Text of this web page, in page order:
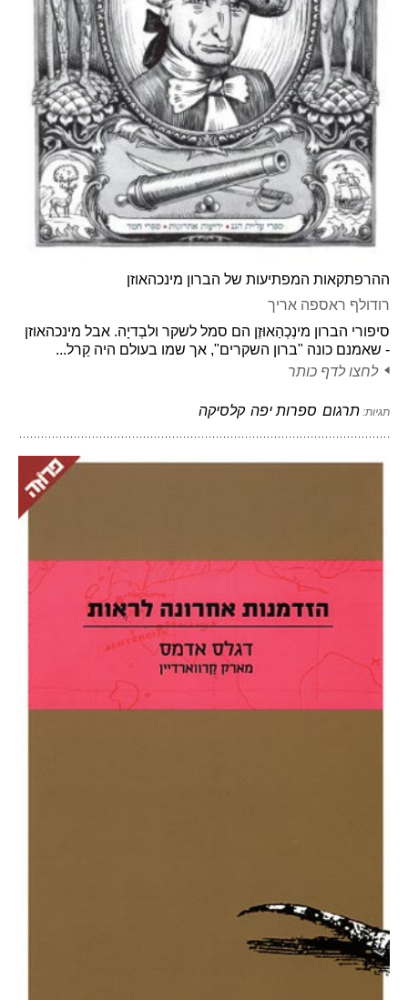
ההרפתקאות המפתיעות של הברון מינכהאוזן
רודולף ראספה אריך
סיפורי הברון מינְכְהַאוּזֶן הם סמל לשקר ולבְדיָה. אבל מינכהאוזן
- שאמנם כונה "ברון השקרים", אך שמו בעולם היה קַרל...
לחצו לדף כותר
תגיות: תרגום ספרות יפה קלסיקה